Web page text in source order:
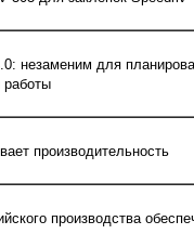
незаменим для
работы
производительность
производства